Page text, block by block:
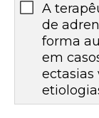
A
de
forma
em
ectasias